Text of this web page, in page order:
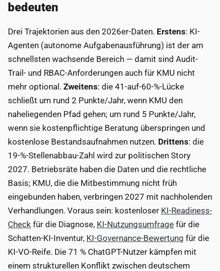
bedeuten
Drei Trajektorien aus den 2026er-Daten. Erstens: KI-
Agenten (autonome Aufgabenausführung) ist der am
schnellsten wachsende Bereich — damit sind Audit-
Trail- und RBAC-Anforderungen auch für KMU nicht
mehr optional. Zweitens: die 41-auf-60-%-Lücke
schließt um rund 2 Punkte/Jahr, wenn KMU den
naheliegenden Pfad gehen; um rund 5 Punkte/Jahr,
wenn sie kostenpflichtige Beratung überspringen und
kostenlose Bestandsaufnahmen nutzen. Drittens: die
19-%-Stellenabbau-Zahl wird zur politischen Story
2027. Betriebsräte haben die Daten und die rechtliche
Basis; KMU, die die Mitbestimmung nicht früh
eingebunden haben, verbringen 2027 mit nachholenden
Verhandlungen. Voraus sein: kostenloser KI-Readiness-
Check für die Diagnose, KI-Nutzungsumfrage für die
Schatten-KI-Inventur, KI-Governance-Bewertung für die
KI-VO-Reife. Die 71 % ChatGPT-Nutzer kämpfen mit
einem strukturellen Konflikt zwischen deutschem